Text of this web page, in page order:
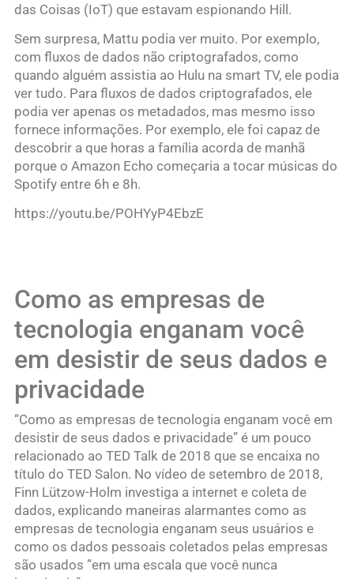
das Coisas (IoT) que estavam espionando Hill.
Sem surpresa, Mattu podia ver muito. Por exemplo,
com fluxos de dados não criptografados, como
quando alguém assistia ao Hulu na smart TV, ele podia
ver tudo. Para fluxos de dados criptografados, ele
podia ver apenas os metadados, mas mesmo isso
fornece informações. Por exemplo, ele foi capaz de
descobrir a que horas a família acorda de manhã
porque o Amazon Echo começaria a tocar músicas do
Spotify entre 6h e 8h.
https://youtu.be/POHYyP4EbzE
Como as empresas de
tecnologia enganam você
em desistir de seus dados e
privacidade
“Como as empresas de tecnologia enganam você em
desistir de seus dados e privacidade” é um pouco
relacionado ao TED Talk de 2018 que se encaixa no
título do TED Salon. No vídeo de setembro de 2018,
Finn Lützow-Holm investiga a internet e coleta de
dados, explicando maneiras alarmantes como as
empresas de tecnologia enganam seus usuários e
como os dados pessoais coletados pelas empresas
são usados ​​”em uma escala que você nunca